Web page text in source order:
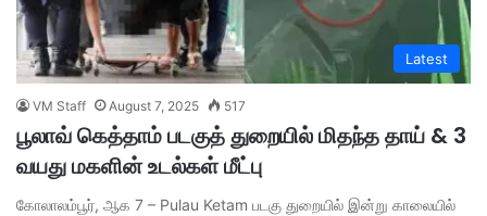
Latest
VM Staff August 7, 2025 517
பூலாவ் கெத்தாம் படகுத் துறையில் மிதந்த தாய் & 3
வயது மகளின் உடல்கள் மீட்பு
கோலாலம்பூர், ஆக 7 – Pulau Ketam படகு துறையில் இன்று காலையில்